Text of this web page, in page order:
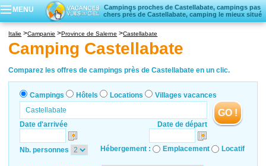
MENU
Campings proches de Castellabate, campings pas
chers près de Castellabate, camping le mieux situé
Hôtels
Locations vacances
Villages vacances
Italie Campanie Province de Salerne Castellabate
Camping Castellabate
Comparez les offres de campings près de Castellabate en un clic.
Campings Hôtels Locations Villages vacances
Date d'arrivée Date de départ
GO !
Nb. personnes Hébergement : Emplacement Locatif